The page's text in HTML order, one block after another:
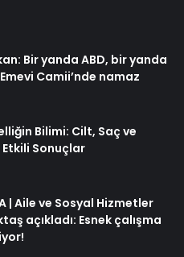
Bir yanda ABD, bir yanda
Camii’nde namaz
Bilimi: Cilt, Saç ve
Sonuçlar
| Aile ve Sosyal Hizmetler
açıkladı: Esnek çalışma